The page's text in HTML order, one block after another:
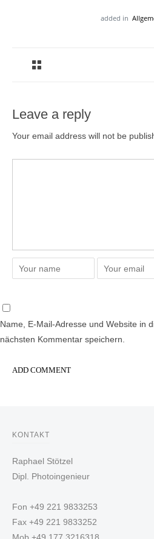
added in
Leave a reply
Your email address will not be
Name, E-Mail-Adresse und Website in
nächsten Kommentar speichern.
KONTAKT
Raphael Stötzel
Dipl. Photoingenieur
Fon +49 221 9833253
Fax +49 221 9833252